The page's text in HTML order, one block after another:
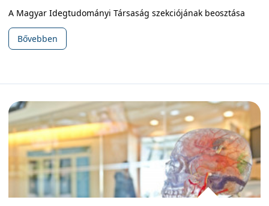
A Magyar Idegtudományi Társaság szekciójának beosztása
Bővebben